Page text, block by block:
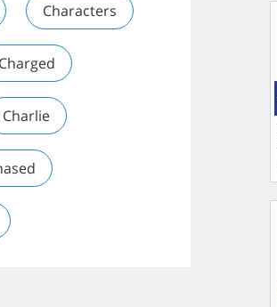
Characters
Charged
Charlie